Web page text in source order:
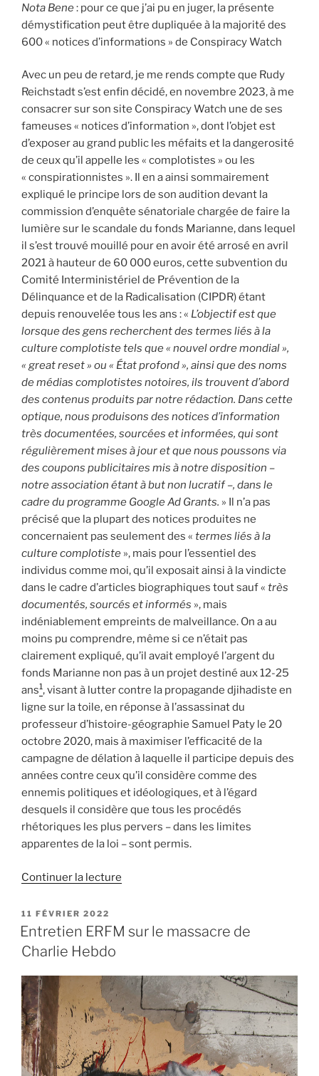
Nota Bene: pour ce que j’ai pu en juger, la présente
démystification peut être dupliquée à la majorité des
600 « notices d’informations » de Conspiracy Watch
Avec un peu de retard, je me rends compte que Rudy
Reichstadt s’est enfin décidé, en novembre 2023, à me
consacrer sur son site Conspiracy Watch une de ses
fameuses « notices d’information », dont l’objet est
d’exposer au grand public les méfaits et la dangerosité
de ceux qu’il appelle les « complotistes » ou les
« conspirationnistes ». Il en a ainsi sommairement
expliqué le principe lors de son audition devant la
commission d’enquête sénatoriale chargée de faire la
lumière sur le scandale du fonds Marianne, dans lequel
il s’est trouvé mouillé pour en avoir été arrosé en avril
2021 à hauteur de 60 000 euros, cette subvention du
Comité Interministériel de Prévention de la
Délinquance et de la Radicalisation (CIPDR) étant
depuis renouvelée tous les ans : « L’objectif est que
lorsque des gens recherchent des termes liés à la
culture complotiste tels que « nouvel ordre mondial »,
« great reset » ou « État profond », ainsi que des noms
de médias complotistes notoires, ils trouvent d’abord
des contenus produits par notre rédaction. Dans cette
optique, nous produisons des notices d’information
très documentées, sourcées et informées, qui sont
régulièrement mises à jour et que nous poussons via
des coupons publicitaires mis à notre disposition –
notre association étant à but non lucratif –, dans le
cadre du programme Google Ad Grants. » Il n’a pas
précisé que la plupart des notices produites ne
concernaient pas seulement des « termes liés à la
culture complotiste », mais pour l’essentiel des
individus comme moi, qu’il exposait ainsi à la vindicte
dans le cadre d’articles biographiques tout sauf « très
documentés, sourcés et informés », mais
indéniablement empreints de malveillance. On a au
moins pu comprendre, même si ce n’était pas
clairement expliqué, qu’il avait employé l’argent du
fonds Marianne non pas à un projet destiné aux 12-25
ans1, visant à lutter contre la propagande djihadiste en
ligne sur la toile, en réponse à l’assassinat du
professeur d’histoire-géographie Samuel Paty le 20
octobre 2020, mais à maximiser l’efficacité de la
campagne de délation à laquelle il participe depuis des
années contre ceux qu’il considère comme des
ennemis politiques et idéologiques, et à l’égard
desquels il considère que tous les procédés
rhétoriques les plus pervers – dans les limites
apparentes de la loi – sont permis.
Continuer la lecture
personnalité »
est
fraude »
PUBLIÉ
LE
11 FÉVRIER 2022
Entretien ERFM sur le massacre de
Charlie Hebdo